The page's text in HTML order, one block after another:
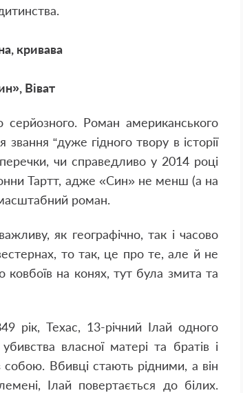
кривава
Віват
Роман американського
“дуже гідного твору в історії
чи справедливо у 2014 році
Тартт, адже «Син» не менш (а на
роман.
як географічно, так і часово
то так, це про те, але й не
на конях, тут була змита та
рік, Техас, 13-річний Ілай одного
власної матері та братів і
собою. Вбивці стають рідними, а він
Ілай повертається до білих.